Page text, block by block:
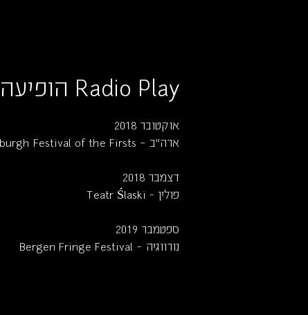
Radio Play הופיעה ברחבי העולם:
אוקטובר 2018
Pittsburgh Festival of the Firsts – ארה"ב
דצמבר 2018
Teatr Ślaski - פולין
ספטמבר 2019
Bergen Fringe Festival – נורווגיה